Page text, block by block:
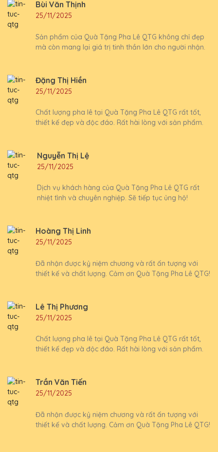
Bùi Văn Thịnh
25/11/2025
Sản phẩm của Quà Tặng Pha Lê QTG không chỉ đẹp
mà còn mang lại giá trị tinh thần lớn cho người nhận.
Đặng Thị Hiền
25/11/2025
Chất lượng pha lê tại Quà Tặng Pha Lê QTG rất tốt,
thiết kế đẹp và độc đáo. Rất hài lòng với sản phẩm.
Nguyễn Thị Lệ
25/11/2025
Dịch vụ khách hàng của Quà Tặng Pha Lê QTG rất
nhiệt tình và chuyên nghiệp. Sẽ tiếp tục ủng hộ!
Hoàng Thị Linh
25/11/2025
Đã nhận được kỷ niệm chương và rất ấn tượng với
thiết kế và chất lượng. Cảm ơn Quà Tặng Pha Lê QTG!
Lê Thị Phương
25/11/2025
Chất lượng pha lê tại Quà Tặng Pha Lê QTG rất tốt,
thiết kế đẹp và độc đáo. Rất hài lòng với sản phẩm.
Trần Văn Tiến
25/11/2025
Đã nhận được kỷ niệm chương và rất ấn tượng với
thiết kế và chất lượng. Cảm ơn Quà Tặng Pha Lê QTG!